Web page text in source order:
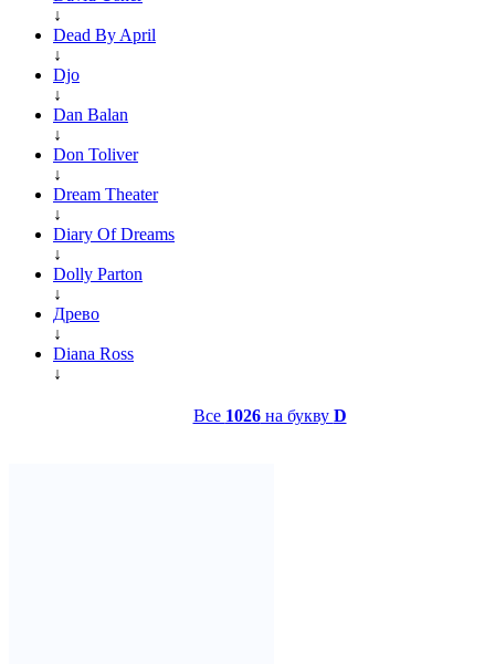
↓
Dead By April
↓
Djo
↓
Dan Balan
↓
Don Toliver
↓
Dream Theater
↓
Diary Of Dreams
↓
Dolly Parton
↓
Древо
↓
Diana Ross
↓
Все 1026на букву D